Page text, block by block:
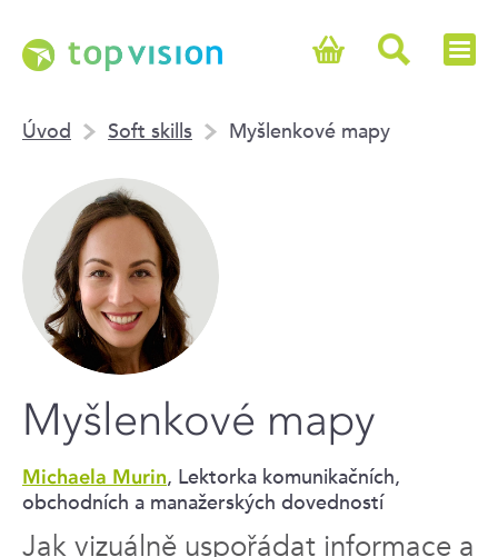
Úvod Soft skills Myšlenkové mapy
Myšlenkové mapy
Michaela Murin, Lektorka komunikačních,
obchodních a manažerských dovedností
Jak vizuálně uspořádat informace a